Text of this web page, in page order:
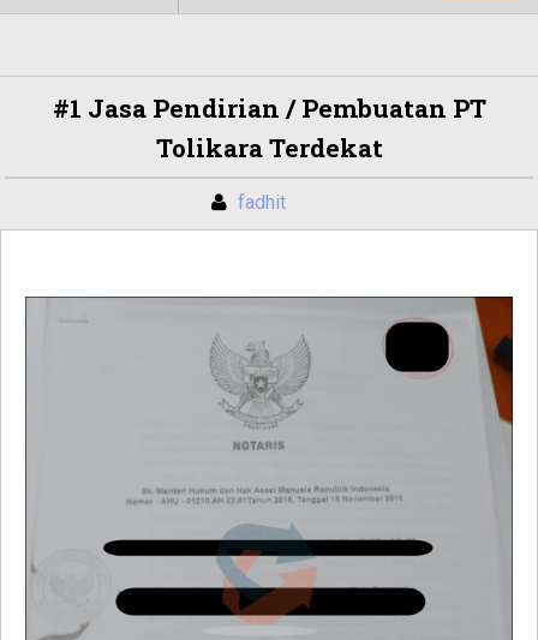
#1 Jasa Pendirian / Pembuatan PT
Tolikara Terdekat
fadhit